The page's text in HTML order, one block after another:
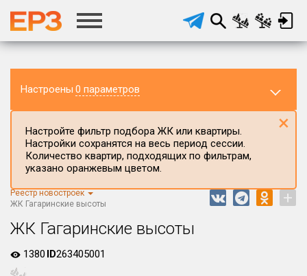
Настроены 0 параметров
Регион ЖК
Район в регионе
Все
Настройте фильтр подбора ЖК или квартиры.
Настройки сохранятся на весь период сессии.
Количество квартир, подходящих по фильтрам,
указано оранжевым цветом.
×
Реестр новостроек
ЖК Гагаринские высоты
+
ЖК Гагаринские высоты
1380 ID263405001